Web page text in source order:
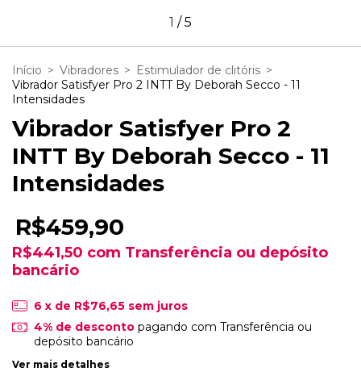
1 /5
Início > Vibradores > Estimulador de clitóris >
Vibrador Satisfyer Pro 2 INTT By Deborah Secco - 11
Intensidades
Vibrador Satisfyer Pro 2
INTT By Deborah Secco - 11
Intensidades
R$459,90
R$441,50 com Transferência ou depósito
bancário
6 x de R$76,65 sem juros
4% de descontopagando com Transferência ou
depósito bancário
Ver mais detalhes